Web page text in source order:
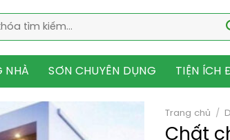
NHÀ SƠN CHUYÊN DỤNG TIỆN ÍCH
Trang chủ /
Chất